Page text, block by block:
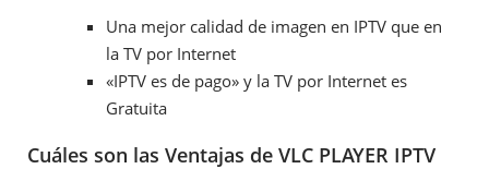
Una mejor calidad de imagen en IPTV que en
la TV por Internet
«IPTV es de pago» y la TV por Internet es
Gratuita
Cuáles son las Ventajas de VLC PLAYER IPTV